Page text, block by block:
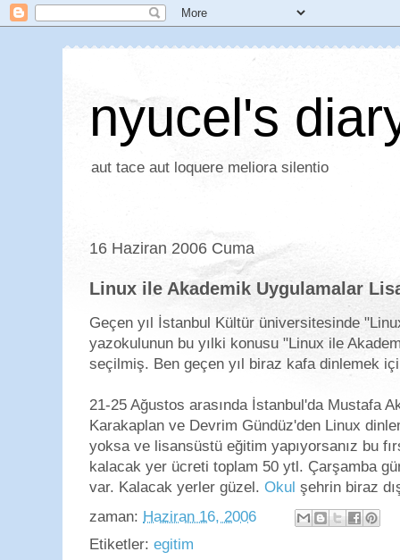
nyucel's
aut tace aut loquere meliora silentio
16 Haziran 2006 Cuma
Linux ile Akademik Uygulamalar
Geçen yıl İstanbul Kültür üniversitesinde
yazokulunun bu yılki konusu "Linux ile
seçilmiş. Ben geçen yıl biraz kafa dinlemek
21-25 Ağustos arasında İstanbul'da Mustafa
Karakaplan ve Devrim Gündüz'den Linux
yoksa ve lisansüstü eğitim yapıyorsanız bu
kalacak yer ücreti toplam 50 ytl. Çarşamba
var. Kalacak yerler güzel. Okul şehrin biraz
zaman: Haziran 16, 2006
Etiketler: egitim